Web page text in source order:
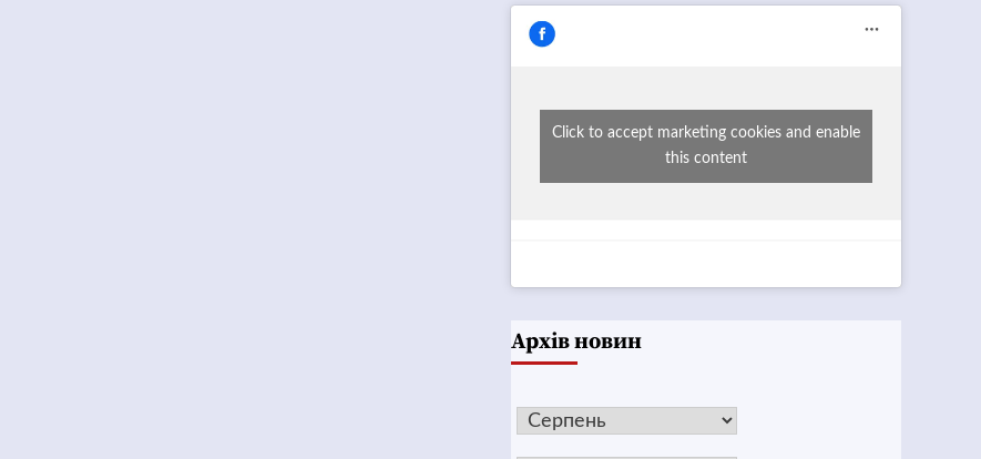
Click to accept marketing cookies and enable
this content
Архів новин